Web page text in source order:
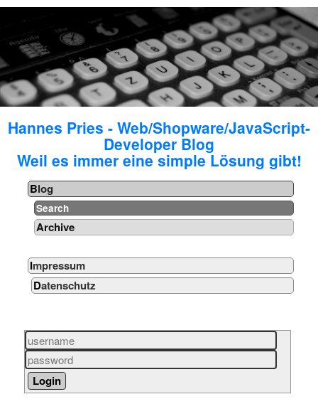
Hannes Pries - Web/Shopware/JavaScript-
Developer Blog
Weil es immer eine simple Lösung gibt!
Blog
Search
Archive
Impressum
Datenschutz